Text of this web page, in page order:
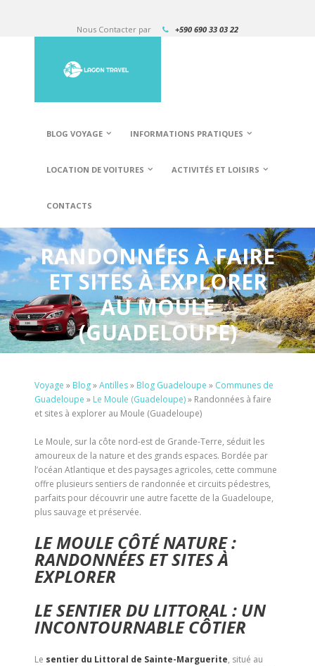
Nous Contacter par +590 690 33 03 22
BLOG VOYAGE INFORMATIONS PRATIQUES
LOCATION DE VOITURES ACTIVITÉS ET LOISIRS
CONTACTS
RANDONNÉES À FAIRE
ET SITES À EXPLORER
AU MOULE
(GUADELOUPE)
Voyage » Blog»Antilles» Blog Guadeloupe » Communes de
Guadeloupe » Le Moule (Guadeloupe)» Randonnées à faire
et sites à explorer au Moule (Guadeloupe)
Le Moule, sur la côte nord-est de Grande-Terre, séduit les
amoureux de la nature et des grands espaces. Bordée par
l’océan Atlantique et des paysages agricoles, cette commune
offre plusieurs sentiers de randonnée et circuits pédestres,
parfaits pour découvrir une autre facette de la Guadeloupe,
plus sauvage et préservée.
LE MOULE CÔTÉ NATURE :
RANDONNÉES ET SITES À
EXPLORER
LE SENTIER DU LITTORAL : UN
INCONTOURNABLE CÔTIER
Le sentier du Littoral de Sainte-Marguerite, situé au